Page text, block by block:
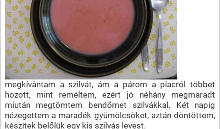
megkívántam a szilvát, ám a párom a piacról többet
hozott, mint reméltem, ezért jó néhány megmaradt
miután megtömtem bendőmet szilvákkal. Két napig
nézegettem a maradék gyümölcsöket, aztán döntöttem,
készítek belőlük egy kis szilvás levest.